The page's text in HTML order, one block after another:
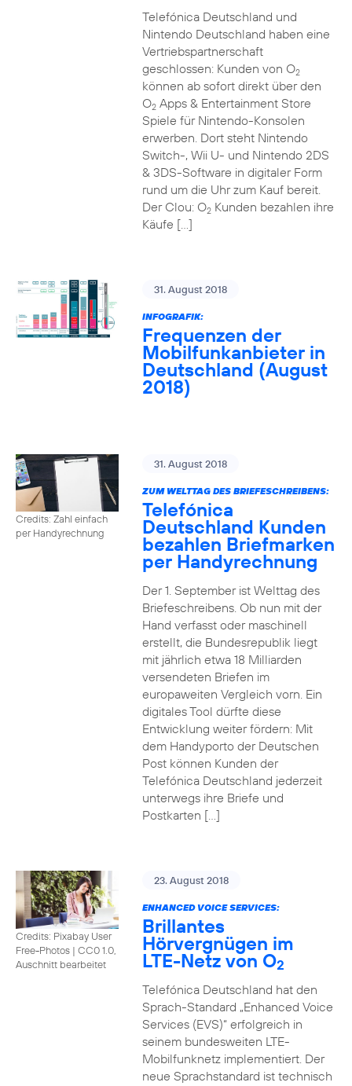
Telefónica Deutschland und
Nintendo Deutschland haben eine
Vertriebspartnerschaft
geschlossen: Kunden von O2
können ab sofort direkt über den
O2Apps & Entertainment Store
Spiele für Nintendo-Konsolen
erwerben. Dort steht Nintendo
Switch-, Wii U- und Nintendo 2DS
& 3DS-Software in digitaler Form
rund um die Uhr zum Kauf bereit.
Der Clou: O2Kunden bezahlen ihre
Käufe […]
31. August 2018
INFOGRAFIK:
Frequenzen der
Mobilfunkanbieter in
Deutschland (August
2018)
Credits: Zahl einfach
per Handyrechnung
31. August 2018
ZUM WELTTAG DES BRIEFESCHREIBENS:
Telefónica
Deutschland Kunden
bezahlen Briefmarken
per Handyrechnung
Der 1. September ist Welttag des
Briefeschreibens. Ob nun mit der
Hand verfasst oder maschinell
erstellt, die Bundesrepublik liegt
mit jährlich etwa 18 Milliarden
versendeten Briefen im
europaweiten Vergleich vorn. Ein
digitales Tool dürfte diese
Entwicklung weiter fördern: Mit
dem Handyporto der Deutschen
Post können Kunden der
Telefónica Deutschland jederzeit
unterwegs ihre Briefe und
Postkarten […]
Credits: Pixabay User
Free-Photos | CC0 1.0,
Auschnitt bearbeitet
23. August 2018
ENHANCED VOICE SERVICES:
Brillantes
Hörvergnügen im
LTE-Netz von O2
Telefónica Deutschland hat den
Sprach-Standard „Enhanced Voice
Services (EVS)“ erfolgreich in
seinem bundesweiten LTE-
Mobilfunknetz implementiert. Der
neue Sprachstandard ist technisch